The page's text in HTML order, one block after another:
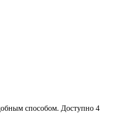
способом. Доступно 4